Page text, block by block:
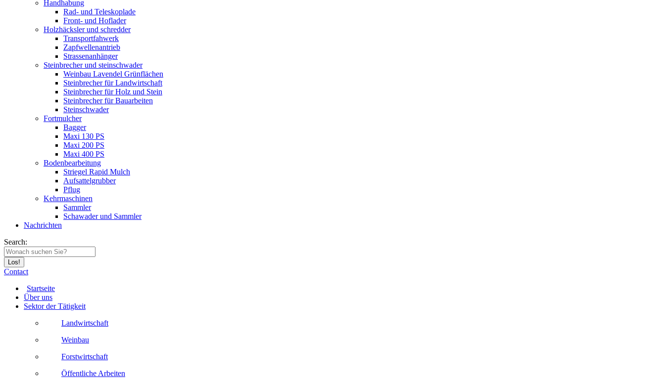
Handhabung
Rad- und Teleskoplade
Front- und Hoflader
Holzhäcksler und schredder
Transportfahwerk
Zapfwellenantrieb
Strassenanhänger
Steinbrecher und steinschwader
Weinbau Lavendel Grünflächen
Steinbrecher für Landwirtschaft
Steinbrecher für Holz und Stein
Steinbrecher für Bauarbeiten
Steinschwader
Fortmulcher
Bagger
Maxi 130 PS
Maxi 200 PS
Maxi 400 PS
Bodenbearbeitung
Striegel Rapid Mulch
Aufsattelgrubber
Pflug
Kehrmaschinen
Sammler
Schawader und Sammler
Nachrichten
Search:
Contact
Startseite
Über uns
Sektor der Tätigkeit
Landwirtschaft
Weinbau
Forstwirtschaft
Öffentliche Arbeiten